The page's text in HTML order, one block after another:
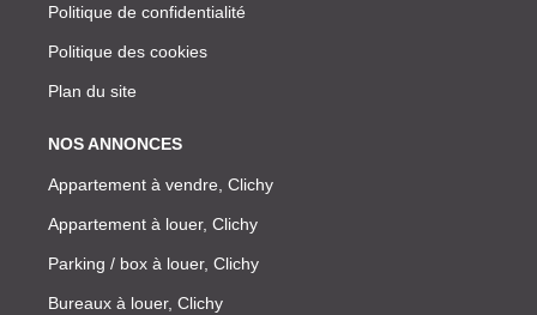
Politique de confidentialité
Politique des cookies
Plan du site
NOS ANNONCES
Appartement à vendre, Clichy
Appartement à louer, Clichy
Parking / box à louer, Clichy
Bureaux à louer, Clichy